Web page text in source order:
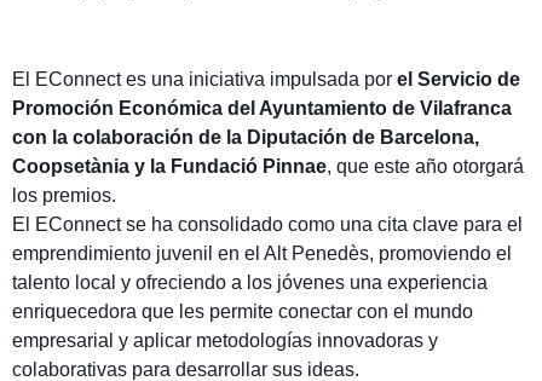
El EConnect es una iniciativa impulsada por el Servicio de
Promoción Económica del Ayuntamiento de Vilafranca
con la colaboración de la Diputación de Barcelona,
Coopsetània y la Fundació Pinnae, que este año otorgará
los premios.
El EConnect se ha consolidado como una cita clave para el
emprendimiento juvenil en el Alt Penedès, promoviendo el
talento local y ofreciendo a los jóvenes una experiencia
enriquecedora que les permite conectar con el mundo
empresarial y aplicar metodologías innovadoras y
colaborativas para desarrollar sus ideas.